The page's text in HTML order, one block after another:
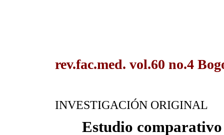
rev.fac.med. vol.60 no.4
INVESTIGACIÓN ORIGINAL
Estudio